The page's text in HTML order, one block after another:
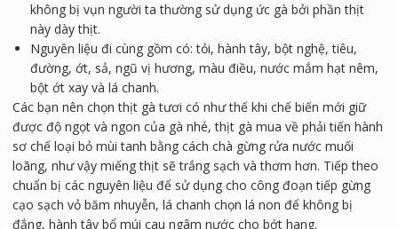
không bị vụn người ta thường sử dụng ức gà bởi phần thịt
này dày thịt.
Nguyên liệu đi cùng gồm có: tỏi, hành tây, bột nghệ, tiêu,
đường, ớt, sả, ngũ vị hương, màu điều, nước mắm hạt nêm,
bột ớt xay và lá chanh.
Các bạn nên chọn thịt gà tươi có như thế khi chế biến mới giữ
được độ ngọt và ngon của gà nhé, thịt gà mua về phải tiến hành
sơ chế loại bỏ mùi tanh bằng cách chà gừng rửa nước muối
loãng, như vậy miếng thịt sẽ trắng sạch và thơm hơn. Tiếp theo
chuẩn bị các nguyên liệu để sử dụng cho công đoạn tiếp gừng
cạo sạch vỏ băm nhuyễn, lá chanh chọn lá non để không bị
đắng, hành tây bổ múi cau ngâm nước cho bớt hang.